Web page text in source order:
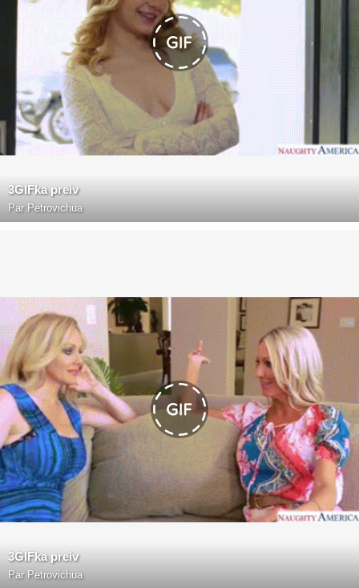
3GIFka preiv
Par Petrovichua
3GIFka preiv
Par Petrovichua